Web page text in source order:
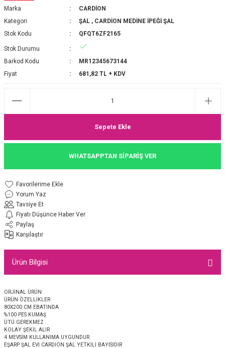
2025-2026 SONBAHAR KIŞ
JAKAR EŞARP
PAMUK EŞARP
İPEK EŞARP
EŞARP
ŞAL
MEDİNE İPEĞİ ŞAL
ŞAL
İpek Koton Şal
Marka
CARDİON
Kategori
ŞAL , CARDİON MEDİNE İPEĞİ ŞAL
Stok Kodu
QFQT6ZF2165
Stok Durumu
Barkod Kodu
MR12345673144
Fiyat
681,82 TL + KDV
Sepete Ekle
WHATSAPPTAN SİPARİŞ VER
Yorum Yaz
Tavsiye Et
Fiyatı Düşünce Haber Ver
Paylaş
Karşılaştır
Ürün Bilgisi
ORJİNAL ÜRÜN
ÜRÜN ÖZELLİKLER
80X200 CM EBATINDA
%100 PES KUMAŞ
ÜTÜ GEREKMEZ
KOLAY ŞEKİL ALIR
4 MEVSİM KULLANIMA UYGUNDUR
EŞARP ŞAL EVİ CARDİON ŞAL YETKİLİ BAYİSİDİR